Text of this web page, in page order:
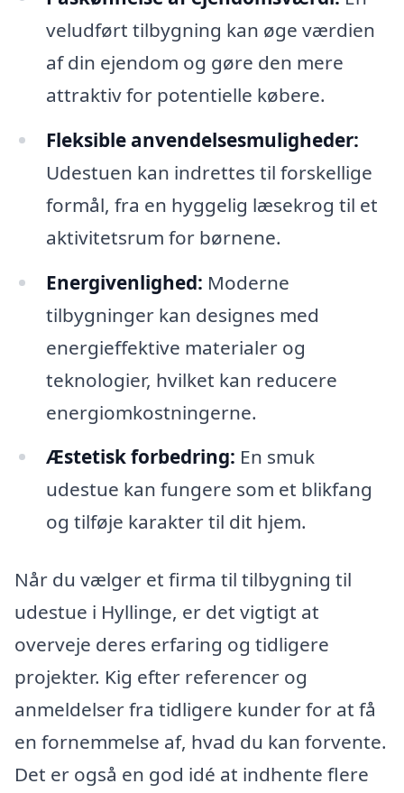
veludført tilbygning kan øge værdien
af din ejendom og gøre den mere
attraktiv for potentielle købere.
Fleksible anvendelsesmuligheder:
Udestuen kan indrettes til forskellige
formål, fra en hyggelig læsekrog til et
aktivitetsrum for børnene.
Energivenlighed: Moderne
tilbygninger kan designes med
energieffektive materialer og
teknologier, hvilket kan reducere
energiomkostningerne.
Æstetisk forbedring: En smuk
udestue kan fungere som et blikfang
og tilføje karakter til dit hjem.
Når du vælger et firma til tilbygning til
udestue i Hyllinge, er det vigtigt at
overveje deres erfaring og tidligere
projekter. Kig efter referencer og
anmeldelser fra tidligere kunder for at få
en fornemmelse af, hvad du kan forvente.
Det er også en god idé at indhente flere